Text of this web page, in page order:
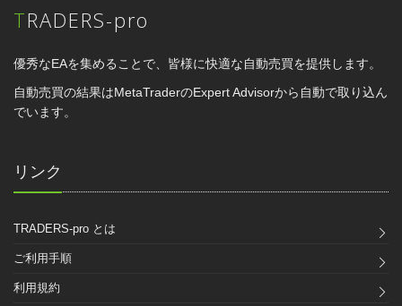
TRADERS-pro
優秀なEAを集めることで、皆様に快適な自動売買を提供します。
自動売買の結果はMetaTraderのExpert Advisorから自動で取り込ん
でいます。
リンク
TRADERS-pro とは
ご利用手順
利用規約